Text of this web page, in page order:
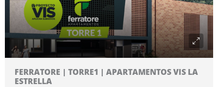
FERRATORE | TORRE1 | APARTAMENTOS VIS LA
ESTRELLA